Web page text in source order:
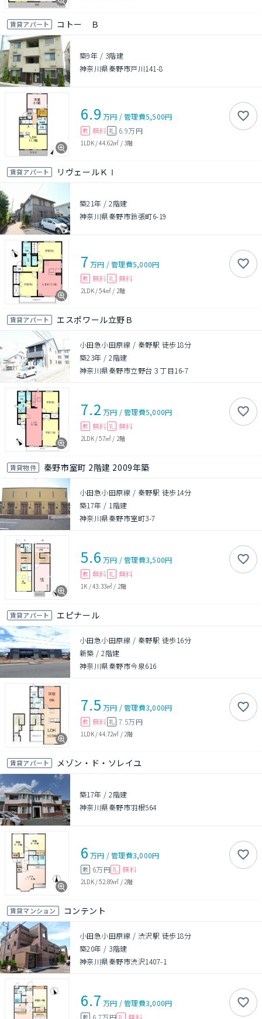
賃貸アパート コトー Ｂ
築9年 / 3階建
神奈川県秦野市戸川141-8
6.9 万円 /管理費5,500円
敷 無料 礼 6.9万円
1LDK/44.62㎡ /3階
賃貸アパート リヴェールＫⅠ
築21年 /2階建
神奈川県秦野市鈴張町6-19
7 万円 /管理費5,000円
敷 無料 礼 無料
2LDK/54㎡ / 2階
賃貸アパート エスポワール立野Ｂ
小田急小田原線 / 秦野駅 徒歩18分
築23年 /2階建
神奈川県秦野市立野台３丁目16-7
7.2 万円 /管理費5,000円
敷 無料 礼 無料
2LDK/57㎡ / 2階
賃貸物件 秦野市室町 2階建 2009年築
小田急小田原線 / 秦野駅 徒歩14分
築17年 / 1階建
神奈川県秦野市室町3-7
5.6 万円 /管理費3,500円
敷 無料 礼 無料
1K /43.33㎡ / 2階
賃貸アパート エピナール
小田急小田原線 / 秦野駅 徒歩16分
新築 /2階建
神奈川県秦野市今泉616
7.5 万円 /管理費3,000円
敷 無料 礼 7.5万円
1LDK/44.72㎡ / 2階
賃貸アパート メゾン・ド・ソレイユ
築17年 /2階建
神奈川県秦野市羽根564
6 万円 /管理費3,000円
敷 6万円 礼 無料
2LDK/52.89㎡ / 2階
賃貸マンション コンテント
小田急小田原線 / 渋沢駅 徒歩18分
築20年 / 3階建
神奈川県秦野市渋沢1407-1
6.7 万円 /管理費3,000円
敷 6.7万円 礼 無料